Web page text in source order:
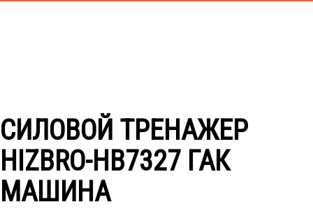
СИЛОВОЙ ТРЕНАЖЕР
HIZBRO-HB7327 ГАК
МАШИНА